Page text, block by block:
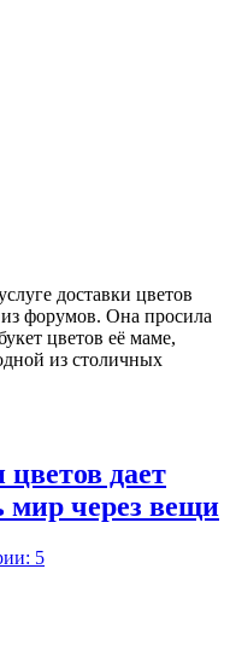
доставки цветов
форумов. Она просила
цветов её маме,
из столичных
дает
мир через вещи
5